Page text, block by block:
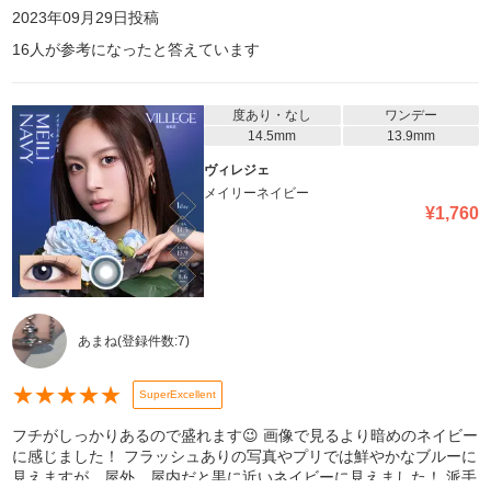
2023年09月29日投稿
16 人が参考になったと答えています
度あり・なし
ワンデー
14.5mm
13.9mm
ヴィレジェ
メイリーネイビー
¥1,760
あまね(登録件数:7)
★★★★★ SuperExcellent
フチがしっかりあるので盛れます😉 画像で見るより暗めのネイビー
に感じました！ フラッシュありの写真やプリでは鮮やかなブルーに
見えますが、屋外、屋内だと黒に近いネイビーに見えました！ 派手